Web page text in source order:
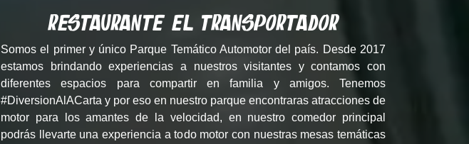
Restaurante El Transportador
Somos el primer y único Parque Temático Automotor del país. Desde 2017
estamos brindando experiencias a nuestros visitantes y contamos con
diferentes espacios para compartir en familia y amigos. Tenemos
#DiversionAlACarta y por eso en nuestro parque encontraras atracciones de
motor para los amantes de la velocidad, en nuestro comedor principal
podrás llevarte una experiencia a todo motor con nuestras mesas temáticas